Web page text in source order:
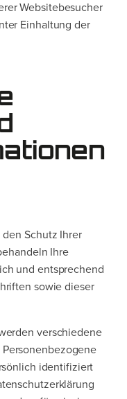
Websitebesucher
Einhaltung der
Schutz Ihrer
Ihre
und entsprechend
sowie dieser
verschiedene
identifiziert